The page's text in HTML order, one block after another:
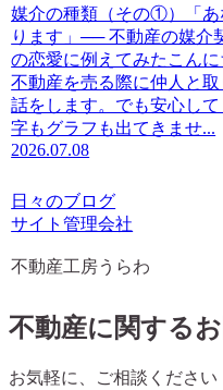
媒介の種類（その①）「あ
ります」── 不動産の媒介
の恋愛に例えてみたこん
不動産を売る際に仲人と
話をします。でも安心し
字もグラフも出てきませ...
2026.07.08
日々のブログ
サイト管理会社
不動産工房うらわ
不動産に関する
お気軽に、ご相談ください